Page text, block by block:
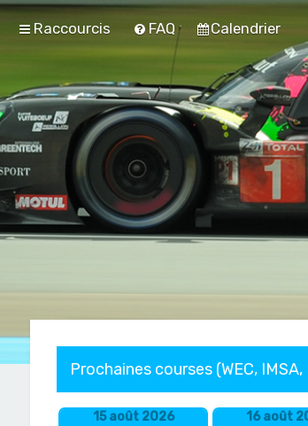
Raccourcis FAQ Calendrier
Prochaines courses (WEC,
15 août 2026 16 août